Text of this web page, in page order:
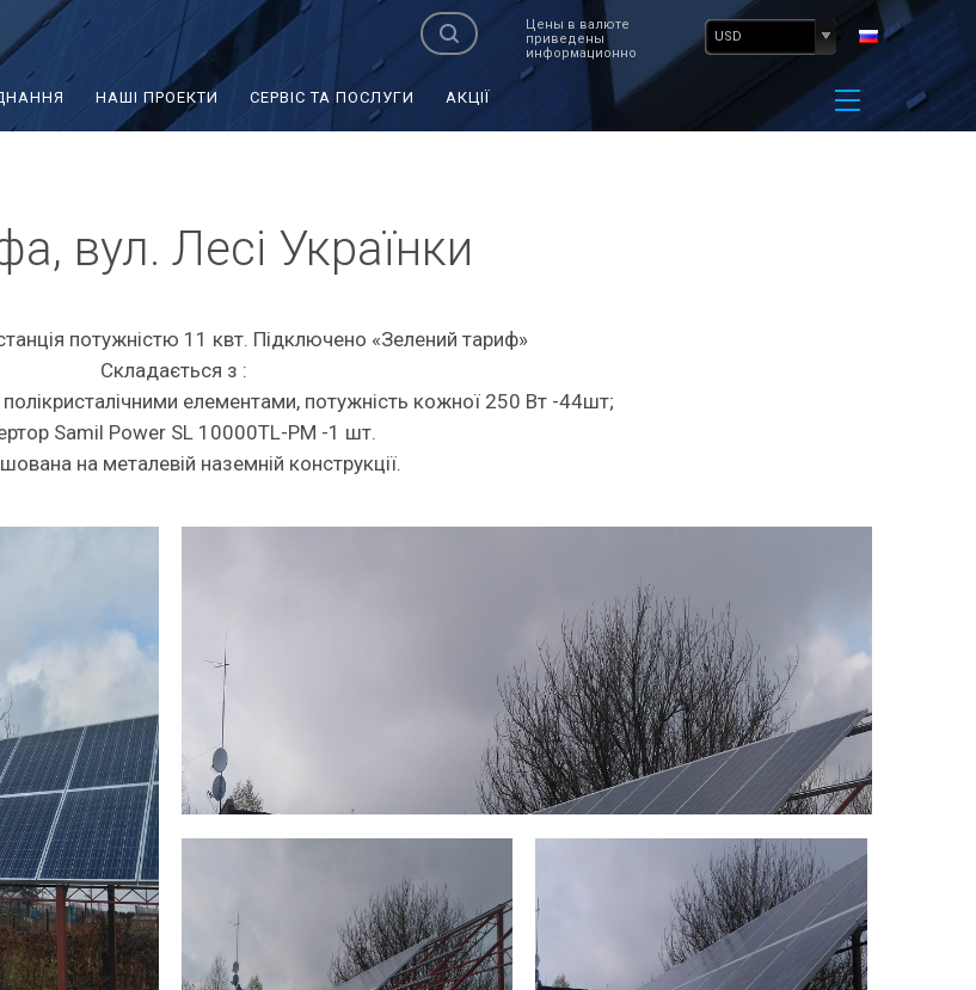
Цены в валюте
приведены
информационно
USD
НАШІ ПРОЕКТИ СЕРВІС ТА ПОСЛУГИ АКЦІЇ
вул. Лесі Українки
потужністю 11 квт. Підключено «Зелений тариф»
Складається з :
елементами, потужність кожної 250 Вт -44шт;
Samil Power SL 10000TL-PM -1 шт.
на металевій наземній конструкції.